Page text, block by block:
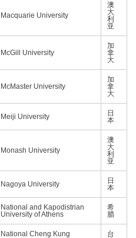
Macquarie University
澳
大
利
亚
McGill University
加
拿
大
McMaster University
加
拿
大
Meiji University
日
本
Monash University
澳
大
利
亚
Nagoya University
日
本
National and Kapodistrian
University of Athens
希
腊
National Cheng Kung
台